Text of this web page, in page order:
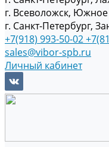
г. Всеволожск,
г. Санкт-Петербург,
+7(918) 993-50-02
sales@vibor-spb.ru
Личный кабинет